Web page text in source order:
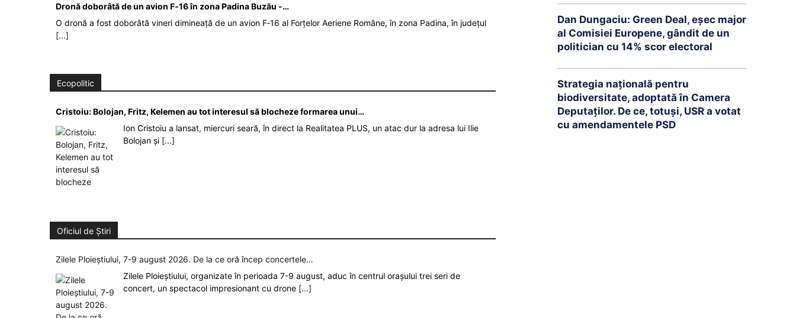
Dronă doborâtă de un avion F‑16 în zona Padina Buzău -…
O dronă a fost doborâtă vineri dimineață de un avion F‑16 al Forțelor Aeriene Române, în zona Padina, în județul
[...]
Ecopolitic
Cristoiu: Bolojan, Fritz, Kelemen au tot interesul să blocheze formarea unui…
Ion Cristoiu a lansat, miercuri seară, în direct la Realitatea PLUS, un atac dur la adresa lui Ilie
Bolojan și [...]
Oficiul de Știri
Zilele Ploieștiului, 7-9 august 2026. De la ce oră încep concertele…
Zilele Ploieștiului, organizate în perioada 7-9 august, aduc în centrul orașului trei seri de
concert, un spectacol impresionant cu drone [...]
Dan Dungaciu: Green Deal, eșec major
al Comisiei Europene, gândit de un
politician cu 14% scor electoral
Strategia națională pentru
biodiversitate, adoptată în Camera
Deputaților. De ce, totuși, USR a votat
cu amendamentele PSD